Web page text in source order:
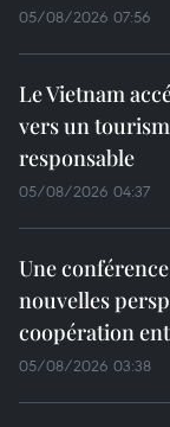
05/08/2026 07:56
Le Vietnam
vers un
responsable
05/08/2026 04:37
Une
nouvelles
coopération
05/08/2026 03:38